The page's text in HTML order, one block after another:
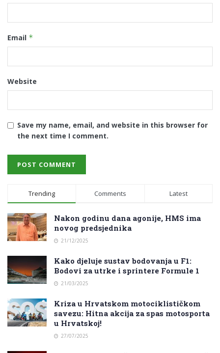
Email *
Website
Save my name, email, and website in this browser for
the next time I comment.
Trending Comments Latest
Nakon godinu dana agonije, HMS ima
novog predsjednika
21/12/2025
Kako djeluje sustav bodovanja u F1:
Bodovi za utrke i sprintere Formule 1
21/03/2025
Kriza u Hrvatskom motociklističkom
savezu: Hitna akcija za spas motosporta
u Hrvatskoj!
27/07/2025